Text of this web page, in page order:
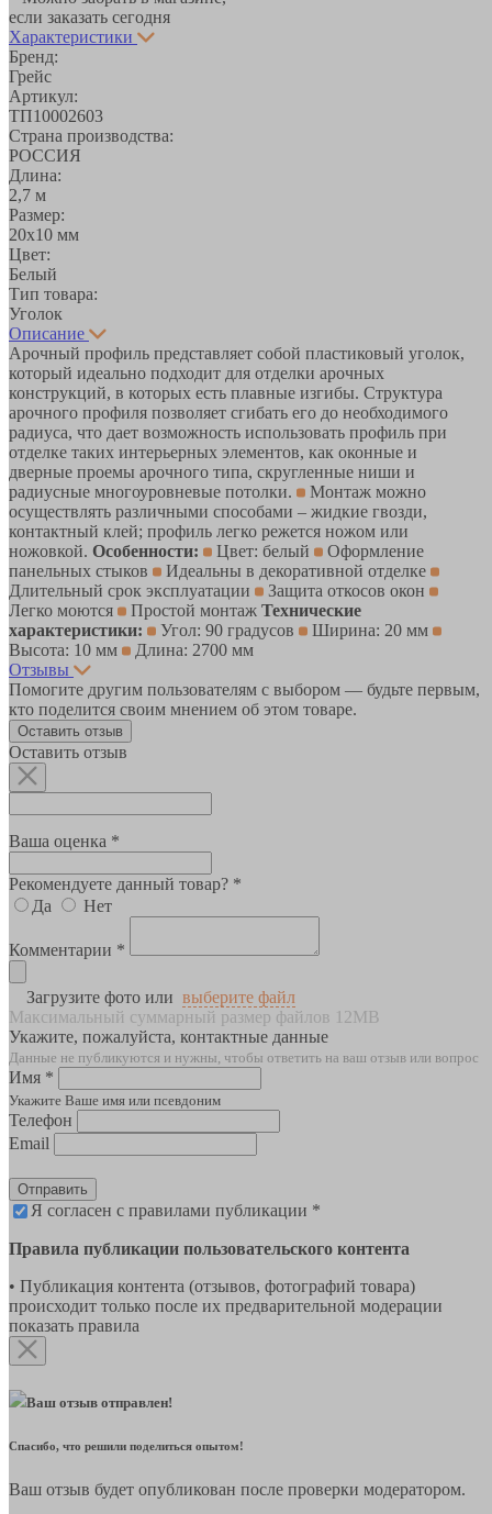
если заказать сегодня
Характеристики
Бренд:
Грейс
Артикул:
ТП10002603
Страна производства:
РОССИЯ
Длина:
2,7 м
Размер:
20х10 мм
Цвет:
Белый
Тип товара:
Уголок
Описание
Арочный профиль представляет собой пластиковый уголок,
который идеально подходит для отделки арочных
конструкций, в которых есть плавные изгибы. Структура
арочного профиля позволяет сгибать его до необходимого
радиуса, что дает возможность использовать профиль при
отделке таких интерьерных элементов, как оконные и
дверные проемы арочного типа, скругленные ниши и
радиусные многоуровневые потолки.
Монтаж можно
осуществлять различными способами – жидкие гвозди,
контактный клей; профиль легко режется ножом или
ножовкой. Особенности: Цвет: белый
Оформление
панельных стыков
Идеальны в декоративной отделке
Длительный срок эксплуатации
Защита откосов окон
Легко моются
Простой монтаж Технические
характеристики:
Угол: 90 градусов
Ширина: 20 мм
Высота: 10 мм
Длина: 2700 мм
Отзывы
Помогите другим пользователям с выбором — будьте первым,
кто поделится своим мнением об этом товаре.
Оставить отзыв
Оставить отзыв
Ваша оценка *
Рекомендуете данный товар? *
Да
Нет
Комментарии *
Загрузите фото или выберите файл
Максимальный суммарный размер файлов 12MB
Укажите, пожалуйста, контактные данные
Данные не публикуются и нужны, чтобы ответить на ваш отзыв или вопрос
Имя *
Укажите Ваше имя или псевдоним
Телефон
Email
Отправить
Я согласен с правилами публикации *
Правила публикации пользовательского контента
• Публикация контента (отзывов, фотографий товара)
происходит только после их предварительной модерации
показать правила
Ваш отзыв отправлен!
Спасибо, что решили поделиться опытом!
Ваш отзыв будет опубликован после проверки модератором.